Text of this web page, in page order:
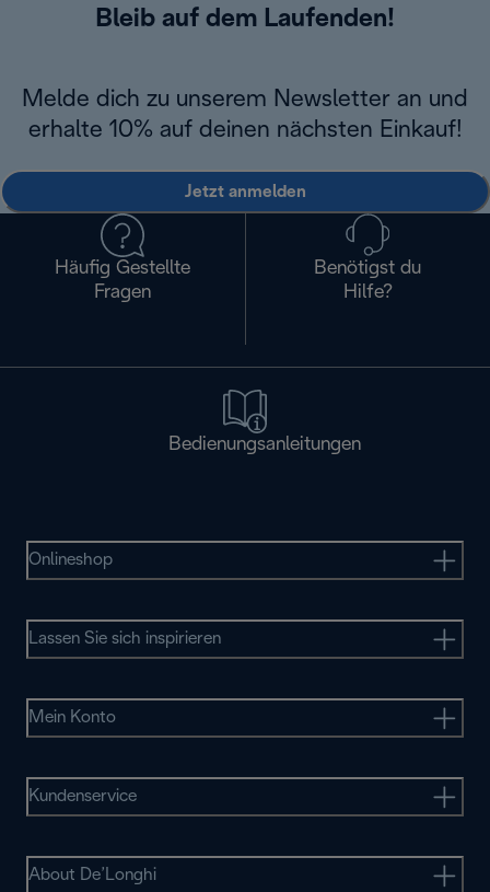
Bleib auf dem Laufenden!
Melde dich zu unserem Newsletter an und
erhalte 10% auf deinen nächsten Einkauf!
Jetzt anmelden
Häufig Gestellte
Fragen
Benötigst du
Hilfe?
Bedienungsanleitungen
Onlineshop
Lassen Sie sich inspirieren
Mein Konto
Kundenservice
About De’Longhi